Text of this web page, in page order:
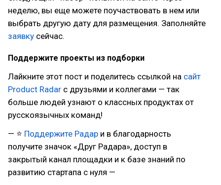
неделю, вы еще можете поучаствовать в нем или
выбрать другую дату для размещения. Заполняйте
заявку сейчас.
Поддержите проекты из подборки
Лайкните этот пост и поделитесь ссылкой на сайт
Product Radar с друзьями и коллегами — так
больше людей узнают о классных продуктах от
русскоязычных команд!
— ⭐ Поддержите Радар и в благодарность
получите значок «Друг Радара», доступ в
закрытый канал площадки и к базе знаний по
развитию стартапа с нуля —